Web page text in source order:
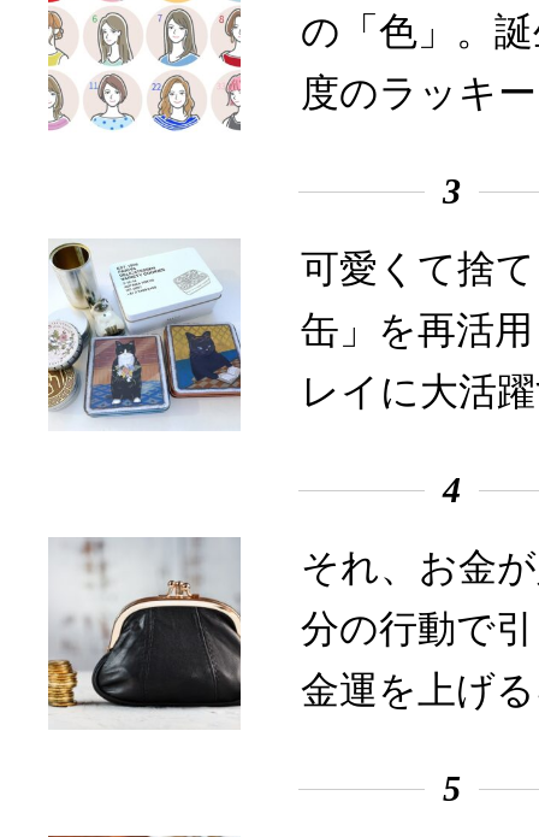
の「色」。
度のラッキ
3
可愛くて捨
缶」を再活
レイに大活
4
それ、お金
分の行動で
金運を上げ
5